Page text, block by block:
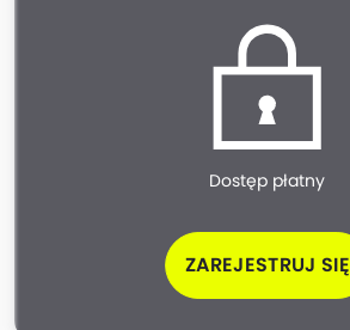
Dostęp płatny
ZAREJESTRUJ SIĘ